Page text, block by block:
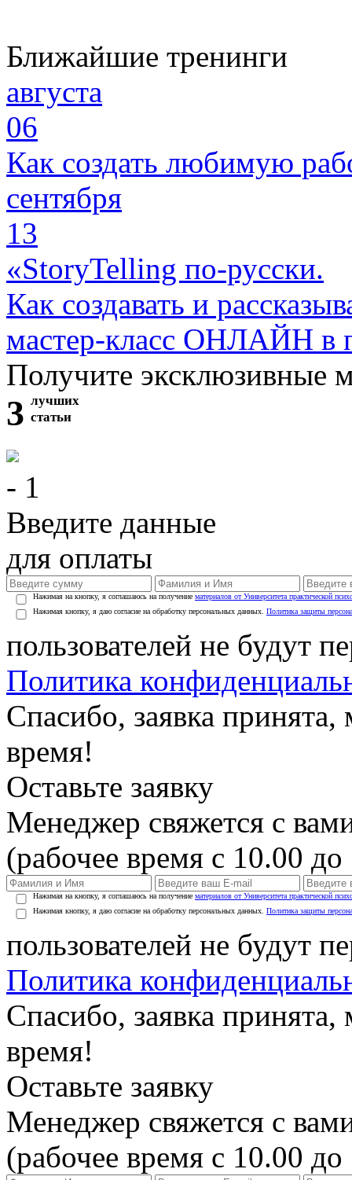
Ближайшие тренинги
августа
06
Как создать любимую
сентября
13
«StoryTelling по-русски.
Как создавать и
мастер-класс ОНЛАЙН в
Получите эксклюзивные
3 лучших
статьи
- 1
Введите данные
для оплаты
Нажимая на кнопку, я соглашаюсь на получение материалов от Университета практической
Нажимая кнопку, я даю согласие на обработку персональных данных. Политика защиты
пользователей не будут
Политика
Спасибо, заявка
время!
Оставьте заявку
Менеджер свяжется с
(рабочее время с 10.00
Нажимая на кнопку, я соглашаюсь на получение материалов от Университета практической
Нажимая кнопку, я даю согласие на обработку персональных данных. Политика защиты
пользователей не будут
Политика
Спасибо, заявка
время!
Оставьте заявку
Менеджер свяжется с
(рабочее время с 10.00